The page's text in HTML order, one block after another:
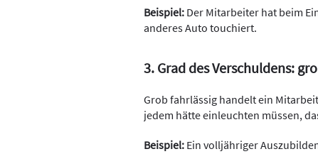
Beispiel: Der Mitarbeiter hat beim
anderes Auto touchiert.
3. Grad des Verschuldens:
Grob fahrlässig handelt ein
jedem hätte einleuchten müssen,
Beispiel: Ein volljähriger